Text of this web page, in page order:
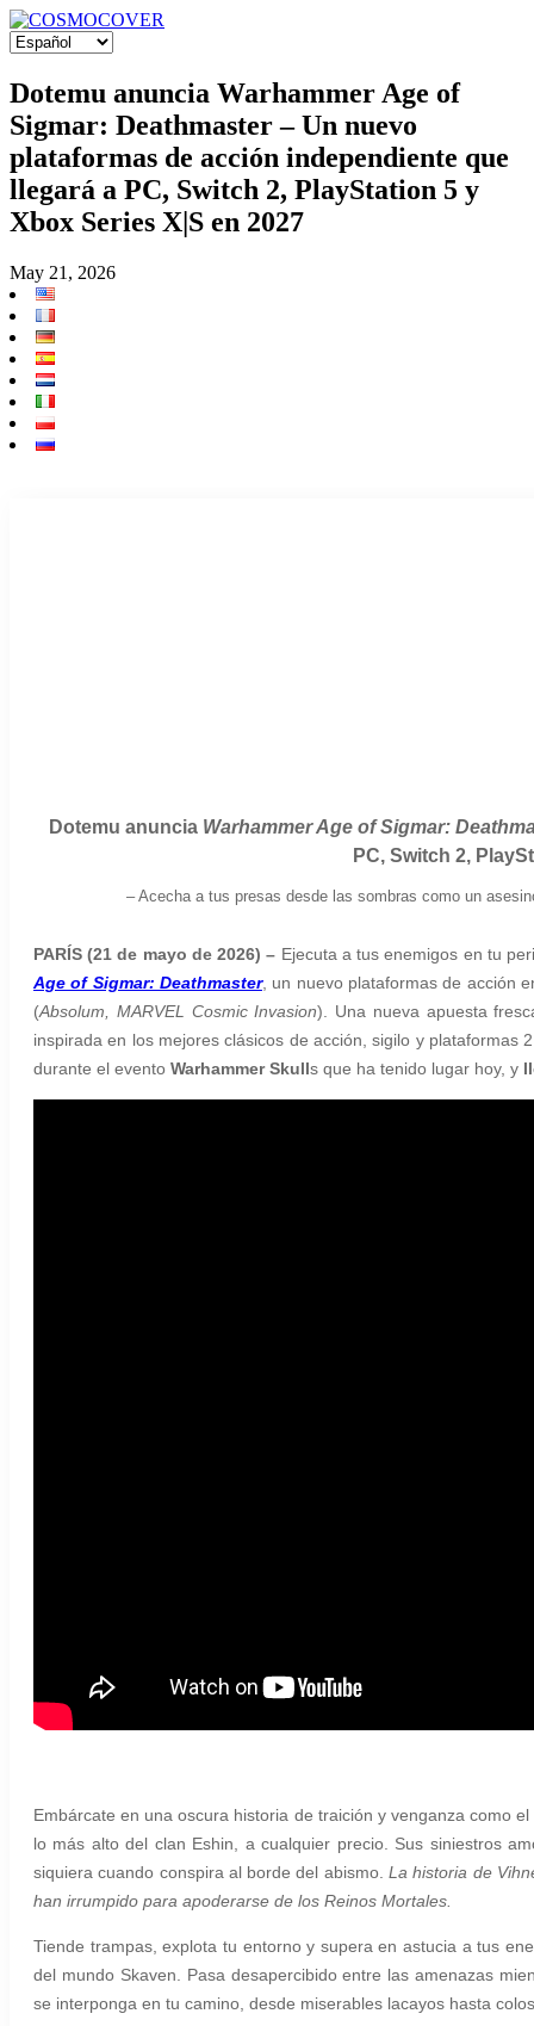
Dotemu anuncia Warhammer Age of
Sigmar: Deathmaster – Un nuevo
plataformas de acción independiente que
llegará a PC, Switch 2, PlayStation 5 y
Xbox Series X|S en 2027
May 21, 2026
Dotemu anuncia Warhammer Age of Sigmar:
PC, Switch 2,
–Acecha a tus presas desde las sombras como un
PARÍS (21 de mayo de 2026) – Ejecuta a tus enemigos en tu
Age of Sigmar: Deathmaster, un nuevo plataformas de acción
(Absolum, MARVEL Cosmic Invasion). Una nueva apuesta
inspirada en los mejores clásicos de acción, sigilo y plataformas
durante el evento Warhammer Skulls que ha tenido lugar hoy, y
Embárcate en una oscura historia de traición y venganza como
lo más alto del clan Eshin, a cualquier precio. Sus siniestros
siquiera cuando conspira al borde del abismo.La historia de
han irrumpido para apoderarse de los Reinos Mortales.
Tiende trampas, explota tu entorno y supera en astucia a tus
del mundo Skaven. Pasa desapercibido entre las amenazas
se interponga en tu camino, desde miserables lacayos hasta